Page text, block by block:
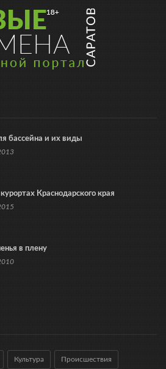
бассейна и их виды
Краснодарского края
в плену
Культура Происшествия